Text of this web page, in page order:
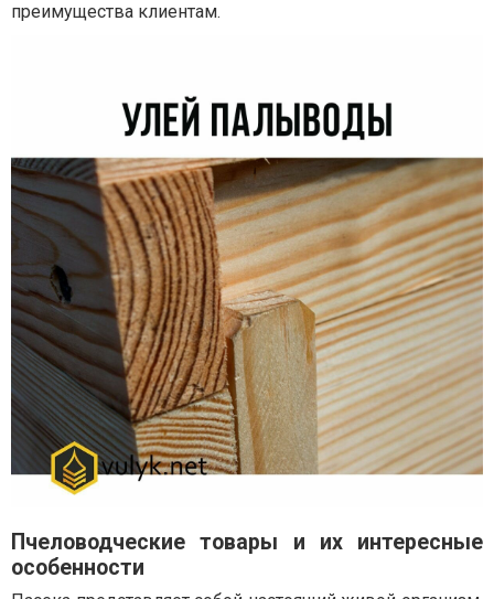
преимущества клиентам.
Пчеловодческие товары и их интересные
особенности